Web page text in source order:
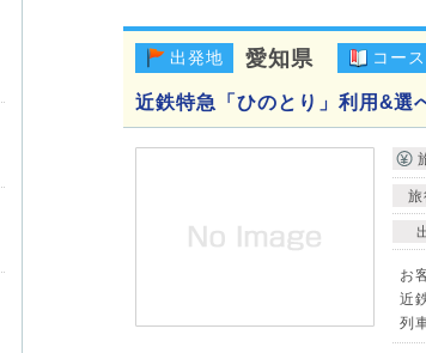
出発地 愛知県 コー
近鉄特急「ひのとり」利用&選
旅
お
近
列